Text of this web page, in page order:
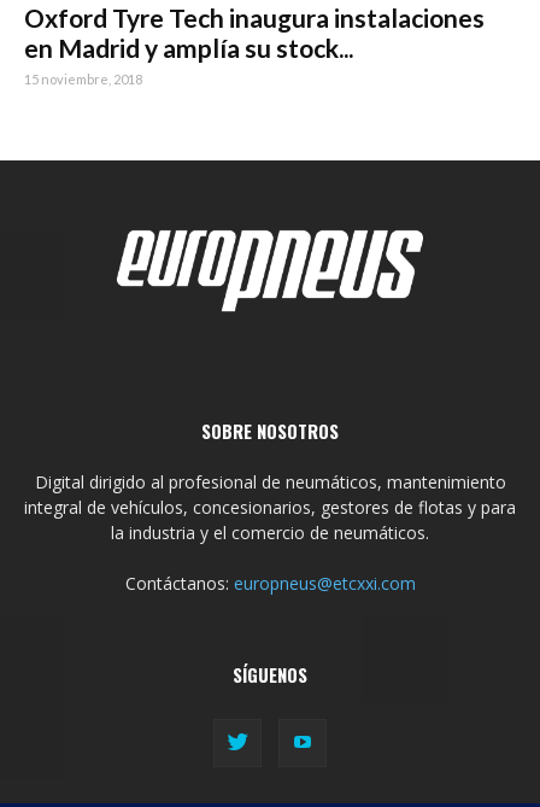
Oxford Tyre Tech inaugura instalaciones
en Madrid y amplía su stock...
15 noviembre, 2018
SOBRE NOSOTROS
Digital dirigido al profesional de neumáticos, mantenimiento
integral de vehículos, concesionarios, gestores de flotas y para
la industria y el comercio de neumáticos.
Contáctanos: europneus@etcxxi.com
SÍGUENOS